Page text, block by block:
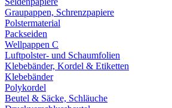
Graupappen, Schrenzpapiere
Polstermaterial
Packseiden
Wellpappen C
Luftpolster- und Schaumfolien
Klebebänder, Kordel & Etiketten
Klebebänder
Polykordel
Beutel & Säcke, Schläuche